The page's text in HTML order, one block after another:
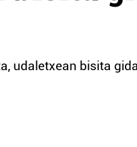
udaletxean bisita